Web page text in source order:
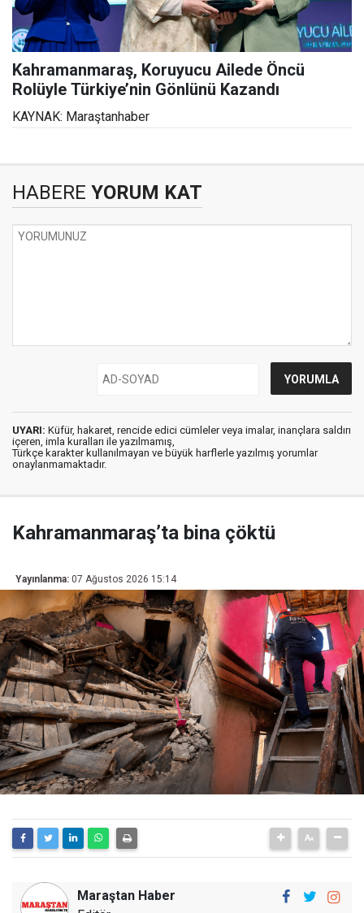
Kahramanmaraş, Koruyucu Ailede Öncü
Rolüyle Türkiye’nin Gönlünü Kazandı
KAYNAK: Maraştanhaber
HABERE YORUM KAT
UYARI: Küfür, hakaret, rencide edici cümleler veya imalar, inançlara saldırı
içeren, imla kuralları ile yazılmamış,
Türkçe karakter kullanılmayan ve büyük harflerle yazılmış yorumlar
onaylanmamaktadır.
Kahramanmaraş’ta bina çöktü
Yayınlanma: 07 Ağustos 2026 15:14
Maraştan Haber